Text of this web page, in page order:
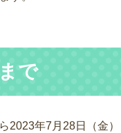
で
2023年7月28日（金